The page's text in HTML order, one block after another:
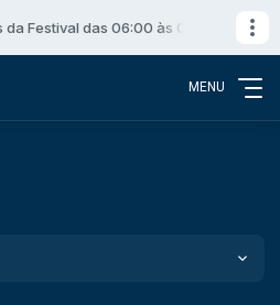
das 06:00 às 09:00
MENU